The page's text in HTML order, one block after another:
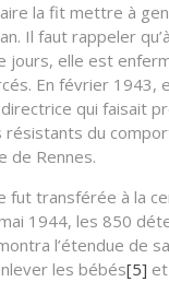
la fit mettre à
Il faut rappeler
jours, elle est
En février
qui faisait
du
de Rennes.
fut transférée à la
1944, les 850
l’étendue de
les bébés[5]